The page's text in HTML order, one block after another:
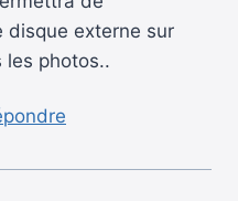
disque externe sur
les photos..